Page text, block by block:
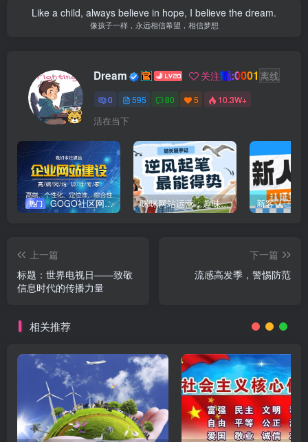
Like a child, always believe in hope, I believe the dream.
像孩子一样，永远相信希望，相信梦想
Dream 关注靓:0001 离线
0 595 80 5 10.3W+
活在当下
热门 GOGO社区网站搭建(自助服务) 咪咪网站运营：趣味性悄悄飘起的成功风头 新客认证优
上一篇
标题：世界电视日——致敬
信息时代的传播力量
下一篇
流感高发季，警惕防范
相关推荐